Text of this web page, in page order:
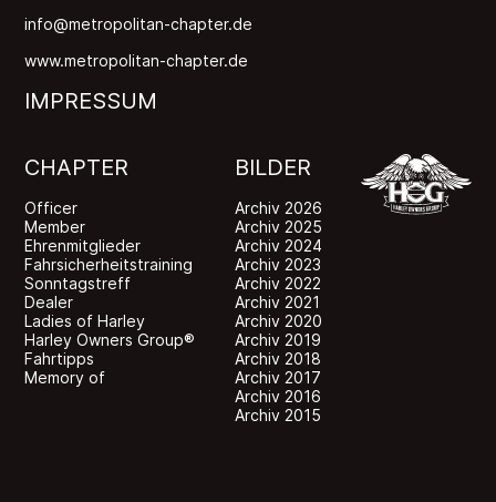
info@metropolitan-chapter.de
www.metropolitan-chapter.de
IMPRESSUM
CHAPTER
Officer
Member
Ehrenmitglieder
Fahrsicherheitstraining
Sonntagstreff
Dealer
Ladies of Harley
Harley Owners Group®
Fahrtipps
Memory of
BILDER
Archiv 2026
Archiv 2025
Archiv 2024
Archiv 2023
Archiv 2022
Archiv 2021
Archiv 2020
Archiv 2019
Archiv 2018
Archiv 2017
Archiv 2016
Archiv 2015